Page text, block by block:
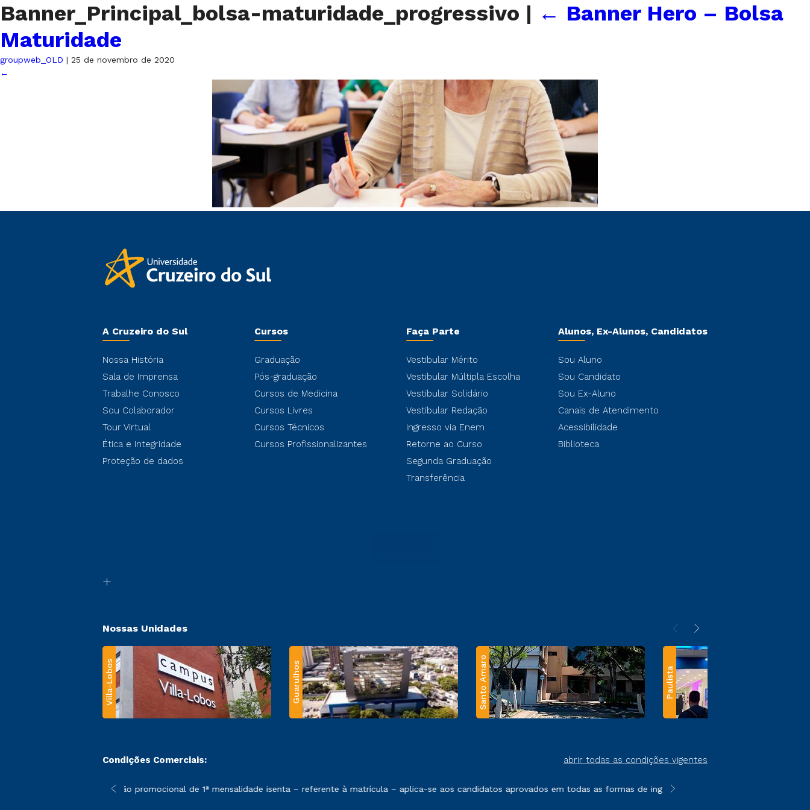
Banner_Principal_bolsa-maturidade_progressivo | ← Banner Hero – Bolsa
Maturidade
groupweb_OLD | 25 de novembro de 2020
←
A Cruzeiro do Sul
Nossa História
Sala de Imprensa
Trabalhe Conosco
Sou Colaborador
Tour Virtual
Ética e Integridade
Proteção de dados
Cursos
Graduação
Pós-graduação
Cursos de Medicina
Cursos Livres
Cursos Técnicos
Cursos Profissionalizantes
Faça Parte
Vestibular Mérito
Vestibular Múltipla Escolha
Vestibular Solidário
Vestibular Redação
Ingresso via Enem
Retorne ao Curso
Segunda Graduação
Transferência
Alunos, Ex-Alunos, Candidatos
Sou Aluno
Sou Candidato
Sou Ex-Aluno
Canais de Atendimento
Acessibilidade
Biblioteca
Nossas Unidades
Villa-Lobos Guarulhos Santo Amaro Paulista
Condições Comerciais: abrir todas as condições vigentes
sofrer alterações nos períodos de rematrícula conforme exposto no contrato de prestação de serviços.
*A condição promocional de 1ª mensalidade isenta – referente à matrícula – aplica-se aos candidatos aprovados em todas as formas de ingresso, exceto na prova on-line ou
**Semipresencial e EAD são